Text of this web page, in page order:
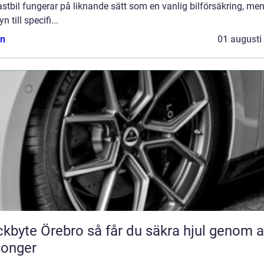
fungerar på liknande sätt som en vanlig bilförsäkring,
till specifi...
01 augusti
så får du säkra hjul genom alla